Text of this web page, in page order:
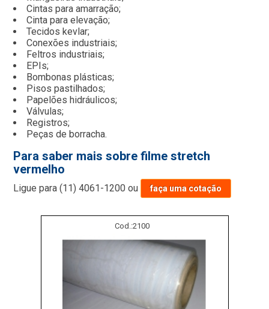
Cintas para amarração;
Cinta para elevação;
Tecidos kevlar;
Conexões industriais;
Feltros industriais;
EPIs;
Bombonas plásticas;
Pisos pastilhados;
Papelões hidráulicos;
Válvulas;
Registros;
Peças de borracha.
Para saber mais sobre filme stretch
vermelho
Ligue para(11) 4061-1200 ou faça uma cotação
Cod.:2100